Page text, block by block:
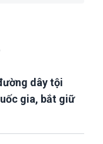
dây tội
gia, bắt giữ